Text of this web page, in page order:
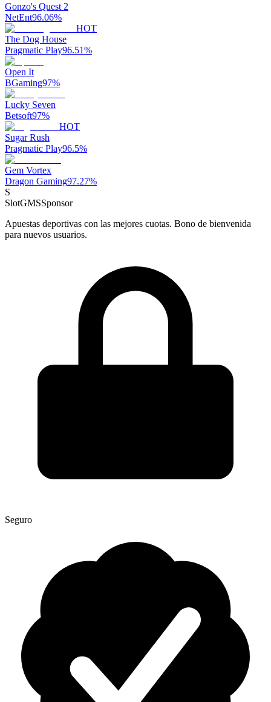
Gonzo's Quest 2
NetEnt96.06%
HOT
The Dog House
Pragmatic Play96.51%
Open It
BGaming97%
Lucky Seven
Betsoft97%
HOT
Sugar Rush
Pragmatic Play96.5%
Gem Vortex
Dragon Gaming97.27%
S
SlotGMSSponsor
Apuestas deportivas con las mejores cuotas. Bono de bienvenida
para nuevos usuarios.
Seguro